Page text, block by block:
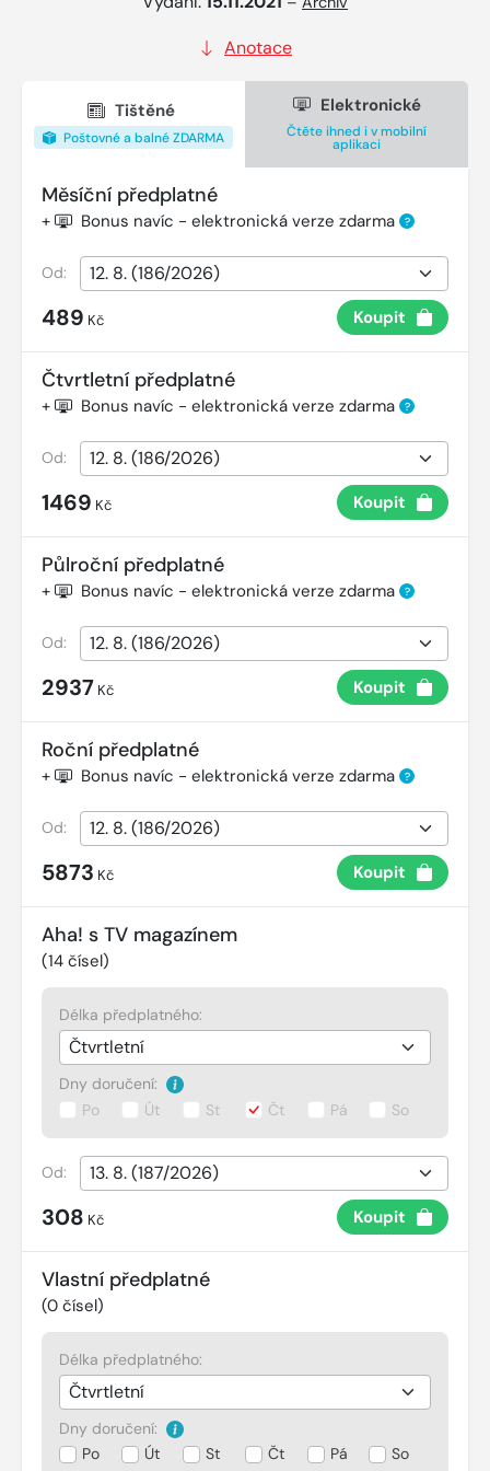
Anotace
Tištěné
Poštovné a balné ZDARMA
Elektronické
Čtěte ihned i v mobilní
aplikaci
Měsíční předplatné
+ Bonus navíc - elektronická verze zdarma ?
Od:
489 Kč Koupit
Čtvrtletní předplatné
+ Bonus navíc - elektronická verze zdarma ?
Od:
1469 Kč Koupit
Půlroční předplatné
+ Bonus navíc - elektronická verze zdarma ?
Od:
2937 Kč Koupit
Roční předplatné
+ Bonus navíc - elektronická verze zdarma ?
Od:
5873 Kč Koupit
Aha! s TV magazínem
(14 čísel)
Délka předplatného:
Dny doručení:
Po
Út St Čt Pá So
Od:
308 Kč Koupit
Vlastní předplatné
(0 čísel)
Délka předplatného:
Dny doručení:
Po
Út St Čt Pá So